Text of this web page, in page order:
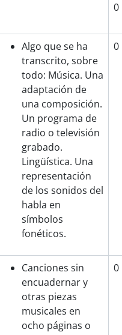
0
Algo que se ha
transcrito, sobre
todo: Música. Una
adaptación de
una composición.
Un programa de
radio o televisión
grabado.
Lingüística. Una
representación
de los sonidos del
habla en
símbolos
fonéticos.
0
Canciones sin
encuadernar y
otras piezas
musicales en
ocho páginas o
0